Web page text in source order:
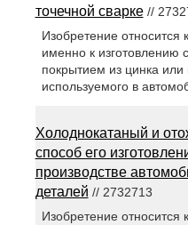
точечной сварке//
Изобретение относится
именно к изготовлению
покрытием из цинка или
используемого в
Холоднокатаный и
способ его
производстве
деталей // 2732713
Изобретение относится